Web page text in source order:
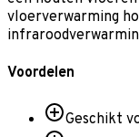
vloerverwarming
Voordelen
Geschikt